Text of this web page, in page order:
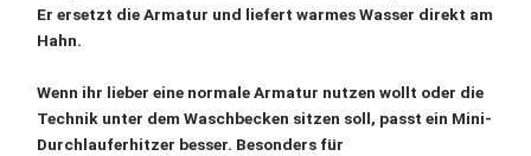
Er ersetzt die Armatur und liefert warmes Wasser direkt am
Hahn.
Wenn ihr lieber eine normale Armatur nutzen wollt oder die
Technik unter dem Waschbecken sitzen soll, passt ein Mini-
Durchlauferhitzer besser. Besonders für